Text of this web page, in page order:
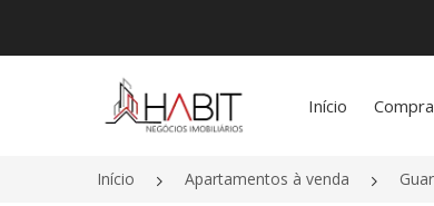
Página inicial
Início
Início Apartamentos à venda